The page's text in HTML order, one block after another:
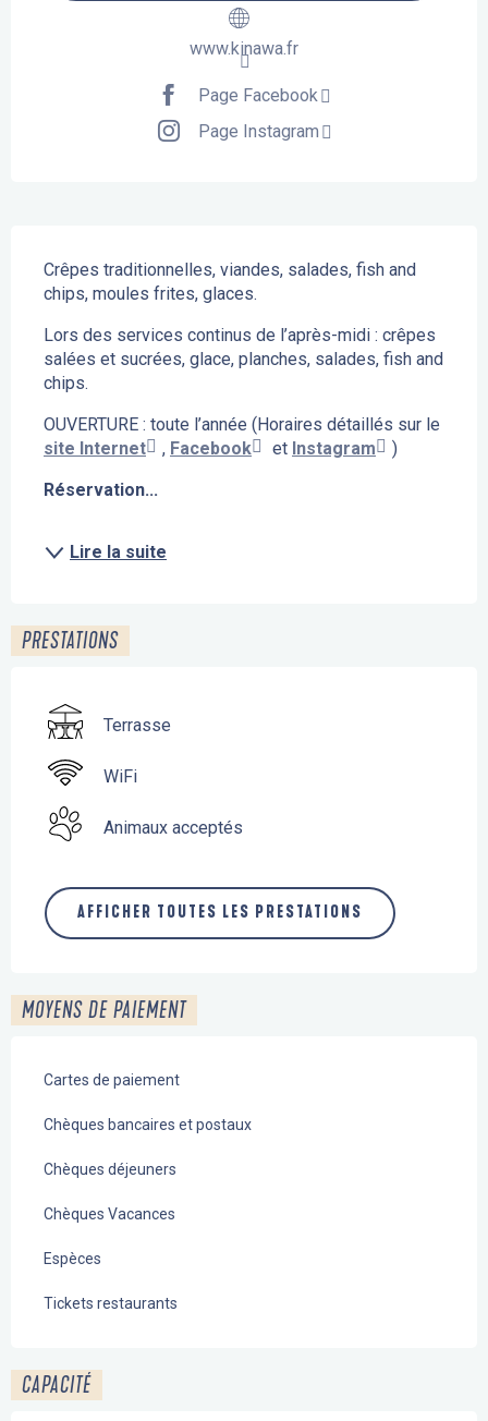
www.kinawa.fr
Page Facebook
Page Instagram
Crêpes traditionnelles, viandes, salades, fish and
chips, moules frites, glaces.
Lors des services continus de l’après-midi : crêpes
salées et sucrées, glace, planches, salades, fish and
chips.
site Internet
, Facebook et Instagram
)
Réservation...
Lire la suite
PRESTATIONS
Terrasse
WiFi
Animaux acceptés
AFFICHER TOUTES LES PRESTATIONS
MOYENS DE PAIEMENT
Cartes de paiement
Chèques bancaires et postaux
Chèques déjeuners
Chèques Vacances
Espèces
Tickets restaurants
CAPACITÉ